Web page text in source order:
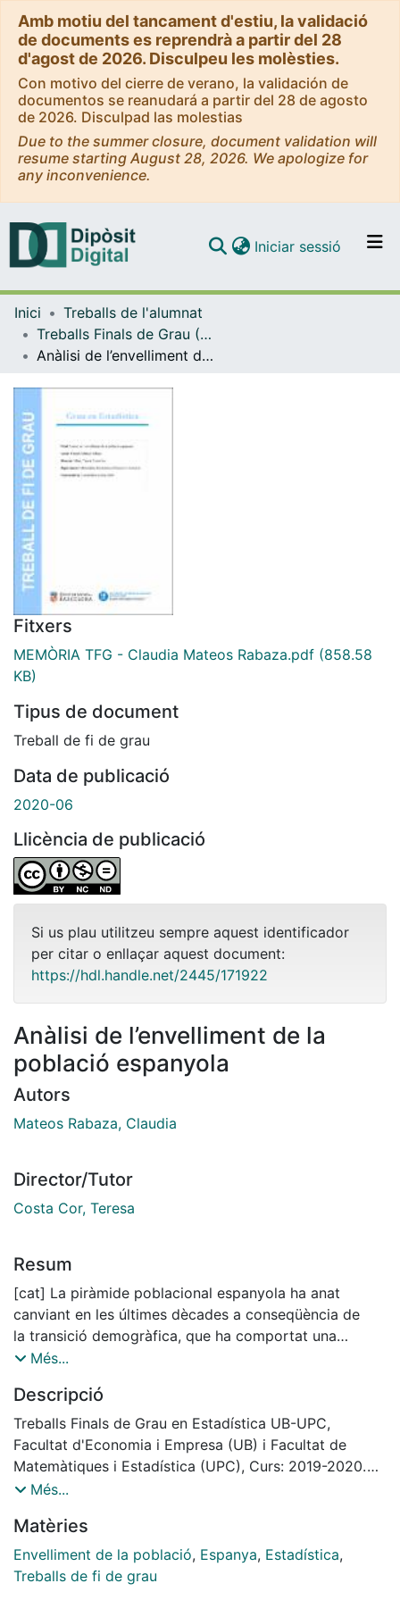
Amb motiu del tancament d'estiu, la validació
de documents es reprendrà a partir del 28
d'agost de 2026. Disculpeu les molèsties.
Con motivo del cierre de verano, la validación de
documentos se reanudará a partir del 28 de agosto
de 2026. Disculpad las molestias
Due to the summer closure, document validation will
resume starting August 28, 2026. We apologize for
any inconvenience.
Navega per tot el DD
Com publicar
Iniciar sessió (current)
Inici
Treballs de l'alumnat
Treballs Finals de Grau (TFG) - Estadística UB-UPC
Anàlisi de l’envelliment de la població espanyola
Fitxers
MEMÒRIA TFG - Claudia Mateos Rabaza.pdf (858.58
KB)
Tipus de document
Treball de fi de grau
Data de publicació
2020-06
Llicència de publicació
Si us plau utilitzeu sempre aquest identificador
per citar o enllaçar aquest document:
https://hdl.handle.net/2445/171922
Anàlisi de l’envelliment de la
població espanyola
Autors
Mateos Rabaza, Claudia
Director/Tutor
Costa Cor, Teresa
Resum
[cat] La piràmide poblacional espanyola ha anat
canviant en les últimes dècades a conseqüència de
la transició demogràfica, que ha comportat una
reducció de la fecunditat i un augment en
població envellida i aquest procés de canvi en
l’estructura per edats tindrà continuïtat en el futur.
S’han calculat diferents mesures per analitzar
el grau d’envelliment a partir de dades de la població
espanyola des de 1975. Per recollir
les diferències entre homes i dones
s’han utilitzat indicadors que tenen en compte
l’esperança de vida. A partir de les projeccions
Més...
Descripció
Treballs Finals de Grau en Estadística UB-UPC,
Facultat d'Economia i Empresa (UB) i Facultat de
Matemàtiques i Estadística (UPC), Curs: 2019-2020.
Tutor: Maria Teresa Costa Cor
Més...
Matèries
Envelliment de la població, Espanya, Estadística,
Treballs de fi de grau